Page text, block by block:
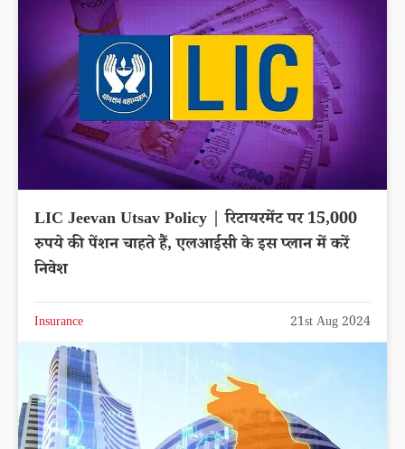
LIC Jeevan Utsav Policy | रिटायरमेंट पर 15,000
रुपये की पेंशन चाहते हैं, एलआईसी के इस प्लान में करें
निवेश
Insurance 21st Aug 2024